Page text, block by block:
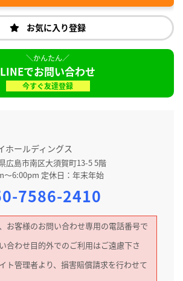
お気に入り登録
LINEでお問い合わせ
今すぐ友達登録
ホールディングス
広島市南区大須賀町13-5 5階
～6:00pm 定休日：年末年始
7586-2410
お客様のお問い合わせ専用の電話番号で
合わせ目的外でのご利用はご遠慮下さ
ト管理者より、損害賠償請求を行わせて